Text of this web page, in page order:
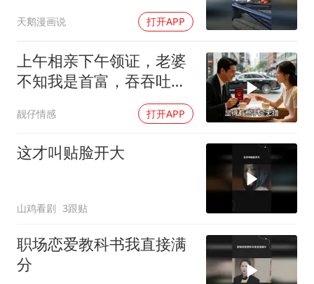
天鹅漫画说 打开APP
上午相亲下午领证，老婆
不知我是首富，吞吞吐吐
靓仔情感 打开APP
这才叫贴脸开大
山鸡看剧 3跟贴
职场恋爱教科书我直接满
分